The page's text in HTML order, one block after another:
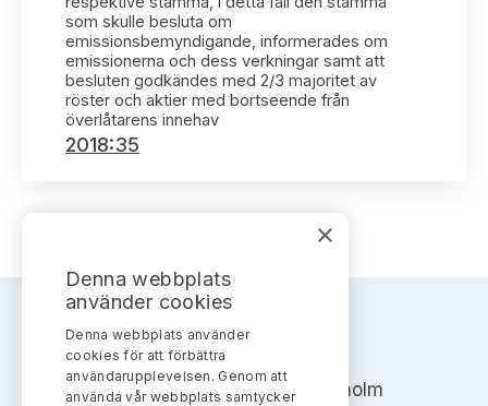
Verksamhetsberättelser
Publikationer och anföranden
Avgifter
Prenumerera
som skulle besluta om
emissionsbemyndigande, informerades om
emissionerna och dess verkningar samt att
besluten godkändes med 2/3 majoritet av
röster och aktier med bortseende från
överlåtarens innehav
2018:35
AKTIEMARKNADSNÄMNDEN
Address: Box 7354, 103 90 Stockholm
×
Denna webbplats
använder cookies
Denna webbplats använder
cookies för att förbättra
användarupplevelsen. Genom att
använda vår webbplats samtycker